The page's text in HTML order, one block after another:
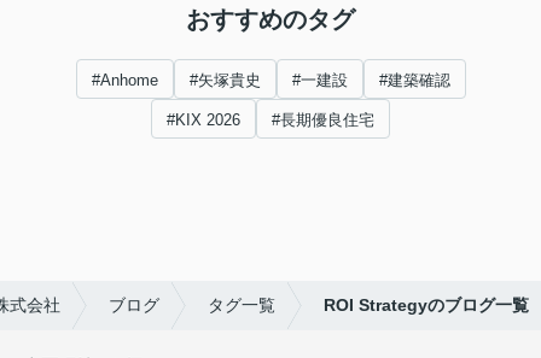
おすすめのタグ
#Anhome #矢塚貴史 #一建設 #建築確認
#KIX 2026 #長期優良住宅
式会社 ブログ タグ一覧 ROI Strategyのブログ一覧